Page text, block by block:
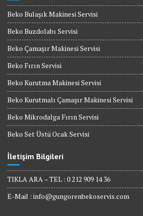
Beko Bulaşık Makinesi Servisi
Beko Buzdolabı Servisi
Beko Çamaşır Makinesi Servisi
Beko Fırın Servisi
Beko Kurutma Makinesi Servisi
Beko Kurutmalı Çamaşır Makinesi Servisi
Beko Mikrodalga Fırın Servisi
Beko Set Üstü Ocak Servisi
İletişim Bilgileri
TIKLA ARA – TEL : 0 212 909 14 36
E-Mail : info@gungorenbekoservis.com